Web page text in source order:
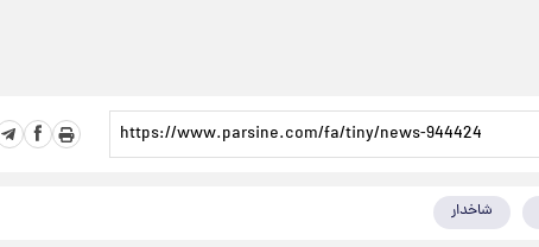
شاخدار